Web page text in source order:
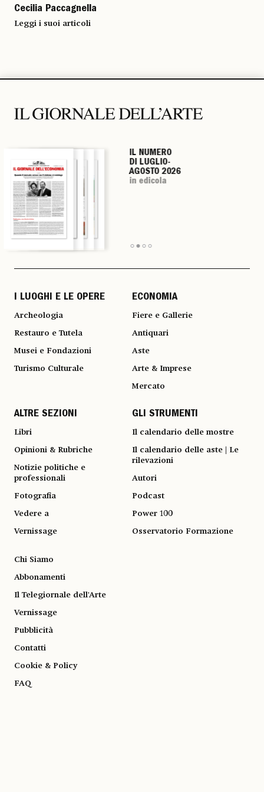
Cecilia Paccagnella
Leggi i suoi articoli
IL NUMERO
DI LUGLIO-
AGOSTO 2026
in edicola
IL NUMERO
DI LUGLIO-
AGOSTO 2026
in edicola
IL NUMERO
DI LUGLIO-
AGOSTO 2026
in edicola
IL NUMERO
DI LUGLIO-
AGOSTO 2026
in edicola
I LUOGHI E LE OPERE
Archeologia
Restauro e Tutela
Musei e Fondazioni
Turismo Culturale
ECONOMIA
Fiere e Gallerie
Antiquari
Aste
Arte & Imprese
Mercato
ALTRE SEZIONI
Libri
Opinioni & Rubriche
Notizie politiche e
professionali
Fotografia
Vedere a
Vernissage
GLI STRUMENTI
Il calendario delle mostre
Il calendario delle aste | Le
rilevazioni
Autori
Podcast
Power 100
Osservatorio Formazione
Chi Siamo
Abbonamenti
Il Telegiornale dell'Arte
Vernissage
Pubblicità
Contatti
Cookie & Policy
FAQ